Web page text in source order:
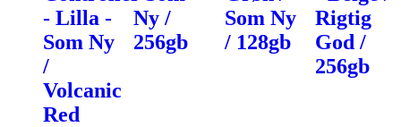
- Lilla -
Som Ny
/
Volcanic
Red
Ny /
256gb
Som Ny
/ 128gb
Rigtig
God /
256gb